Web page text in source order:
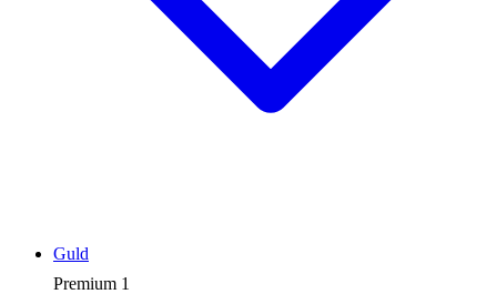
Premium 1
Guld